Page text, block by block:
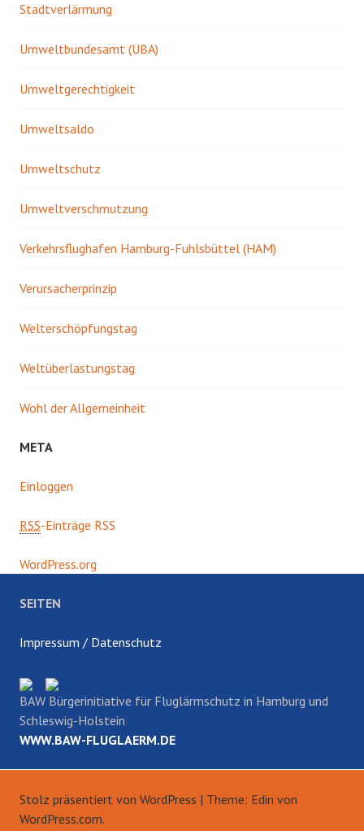
Stadtverlärmung
Umweltbundesamt (UBA)
Umweltgerechtigkeit
Umweltsaldo
Umweltschutz
Umweltverschmutzung
Verkehrsflughafen Hamburg-Fuhlsbüttel (HAM)
Verursacherprinzip
Welterschöpfungstag
Weltüberlastungstag
Wohl der Allgemeinheit
META
Einloggen
RSS-Einträge RSS
WordPress.org
SEITEN
Impressum / Datenschutz
BAW Bürgerinitiative für Fluglärmschutz in Hamburg und
Schleswig-Holstein
WWW.BAW-FLUGLAERM.DE
Stolz präsentiert von WordPress | Theme: Edin von
WordPress.com.